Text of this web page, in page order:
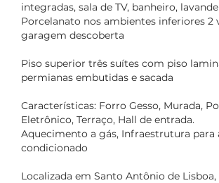
integradas, sala de TV, banheiro,
Porcelanato nos ambientes inferiores 2
garagem descoberta
Piso superior três suítes com piso
permianas embutidas e sacada
Características: Forro Gesso, Murada,
Eletrônico, Terraço, Hall de entrada.
Aquecimento a gás, Infraestrutura para
condicionado
Localizada em Santo Antônio de